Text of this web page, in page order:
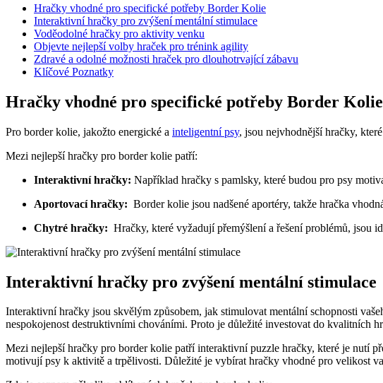
Hračky vhodné pro ⁢specifické⁢ potřeby Border Kolie
Interaktivní hračky pro zvýšení mentální stimulace
Voděodolné hračky pro aktivity ​venku
Objevte ‌nejlepší volby ⁣hraček pro trénink ‍agility
Zdravé‌ a odolné možnosti hraček pro dlouhotrvající zábavu
Klíčové Poznatky
Hračky vhodné pro ⁢specifické⁢ potřeby Border Kolie
Pro⁢ border kolie,‍ jakožto ​energické a ​ inteligentní psy, jsou⁢ nejvhodnější hračky,
Mezi nejlepší hračky ​pro border ‍kolie⁤ patří:
Interaktivní hračky: Například hračky s pamlsky,‌ které ⁣budou pro ​psy
Aportovací hračky:
Border kolie jsou nadšené aportéry, takže hračka
Chytré​ hračky:
Hračky, které ⁣vyžadují přemýšlení a řešení problémů, jsou‍
Interaktivní hračky pro zvýšení mentální stimulace
Interaktivní ⁣hračky jsou⁤ skvělým způsobem, jak stimulovat mentální‍ schopnosti
nespokojenost​ destruktivními chováními. Proto je důležité ‌investovat do ⁢kvalitních
Mezi⁢ nejlepší hračky ⁢pro border kolie patří​ interaktivní puzzle hračky, které je nutí
motivují psy k aktivitě‍ a trpělivosti. Důležité⁤ je vybírat hračky vhodné pro velikost